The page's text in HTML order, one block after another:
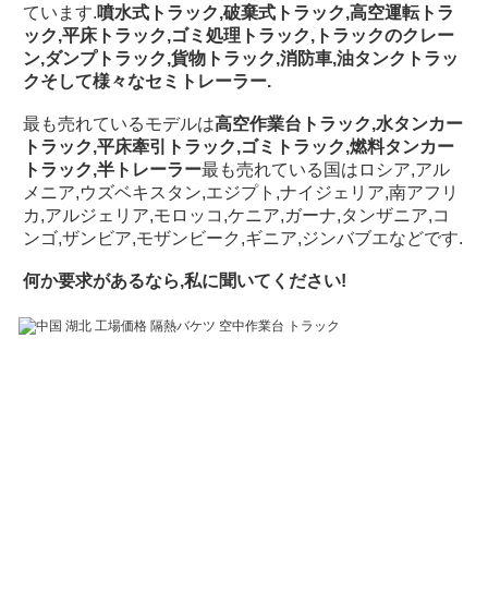
ています.噴水式トラック,破棄式トラック,高空運転トラ
ック,平床トラック,ゴミ処理トラック,トラックのクレー
ン,ダンプトラック,貨物トラック,消防車,油タンクトラッ
クそして様々なセミトレーラー.
最も売れているモデルは高空作業台トラック,水タンカー
トラック,平床牽引トラック,ゴミトラック,燃料タンカー
トラック,半トレーラー最も売れている国はロシア,アル
メニア,ウズベキスタン,エジプト,ナイジェリア,南アフリ
カ,アルジェリア,モロッコ,ケニア,ガーナ,タンザニア,コ
ンゴ,ザンビア,モザンビーク,ギニア,ジンバブエなどです.
何か要求があるなら,私に聞いてください!